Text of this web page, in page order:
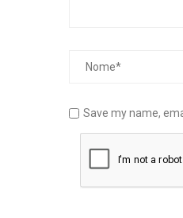
Save my name,